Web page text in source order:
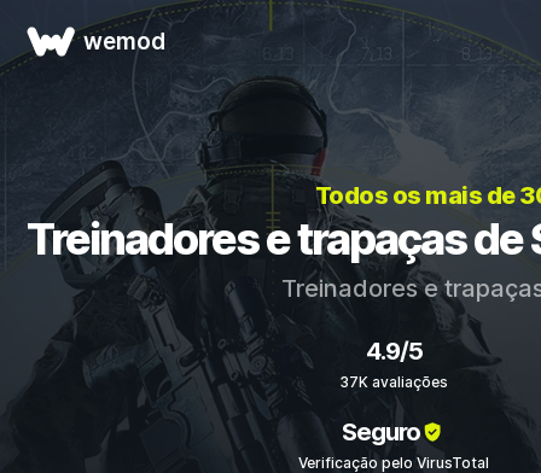
wemod
Todos os mais de
Treinadores e trapaças
Treinadores e
4.9/5
37K avaliações
Seguro
Verificação pelo VirusTotal